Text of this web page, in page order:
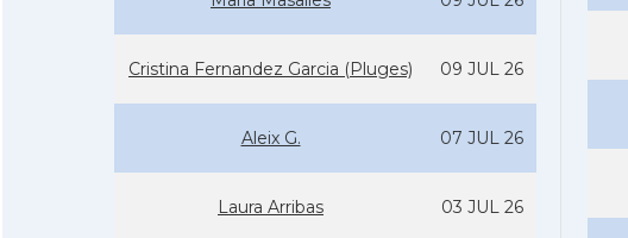
Cristina Fernandez Garcia (Pluges) 09 JUL 26
Aleix G. 07 JUL 26
Laura Arribas 03 JUL 26